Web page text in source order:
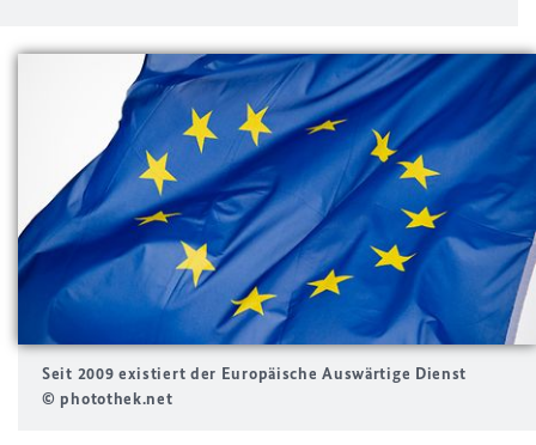
Seit 2009 existiert der Europäische Auswärtige Dienst
© photothek.net